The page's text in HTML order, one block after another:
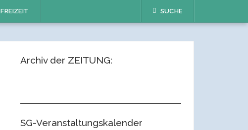
FREIZEIT SUCHE
Archiv der ZEITUNG:
SG-Veranstaltungskalender